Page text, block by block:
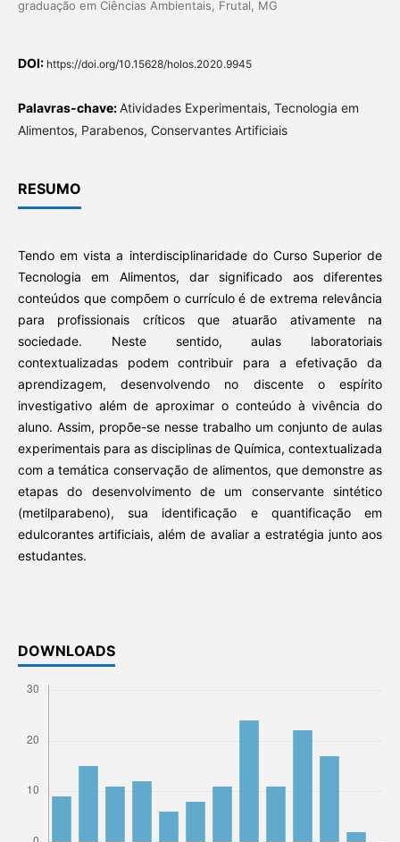
graduação em Ciências Ambientais, Frutal, MG
DOI: https://doi.org/10.15628/holos.2020.9945
Palavras-chave:Atividades Experimentais, Tecnologia em
Alimentos, Parabenos, Conservantes Artificiais
RESUMO
Tendo em vista a interdisciplinaridade do Curso Superior de
Tecnologia em Alimentos, dar significado aos diferentes
conteúdos que compõem o currículo é de extrema relevância
para profissionais críticos que atuarão ativamente na
sociedade. Neste sentido, aulas laboratoriais
contextualizadas podem contribuir para a efetivação da
aprendizagem, desenvolvendo no discente o espírito
investigativo além de aproximar o conteúdo à vivência do
aluno. Assim, propõe-se nesse trabalho um conjunto de aulas
experimentais para as disciplinas de Química, contextualizada
com a temática conservação de alimentos, que demonstre as
etapas do desenvolvimento de um conservante sintético
(metilparabeno), sua identificação e quantificação em
edulcorantes artificiais, além de avaliar a estratégia junto aos
estudantes.
DOWNLOADS